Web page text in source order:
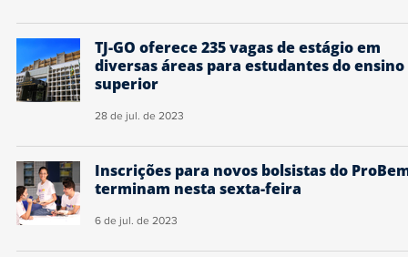
TJ-GO oferece 235 vagas de estágio em
diversas áreas para estudantes do ensino
superior
28 de jul. de 2023
Inscrições para novos bolsistas do
terminam nesta sexta-feira
6 de jul. de 2023